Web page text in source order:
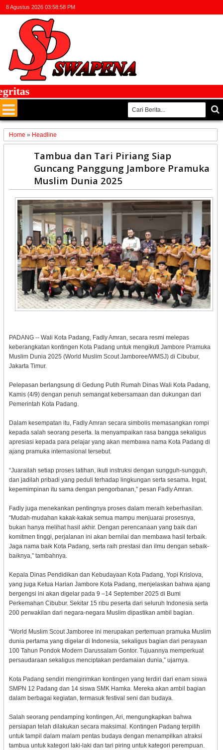
8 Agustus 2026 03:58:58 PM
Home » Headline
Tambua dan Tari Piriang Siap
Guncang Panggung Jambore Pramuka
Muslim Dunia 2025
PADANG -- Wali Kota Padang, Fadly Amran, secara resmi melepas
keberangkatan kontingen Kota Padang untuk mengikuti Jambore Pramuka
Muslim Dunia 2025 (World Muslim Scout Jamboree/WMSJ) di Cibubur,
Jakarta Timur.
Pelepasan berlangsung di Gedung Putih Rumah Dinas Wali Kota Padang,
Kamis (4/9) dengan penuh semangat kebersamaan dan dukungan dari
Pemerintah Kota Padang.
Dalam kesempatan itu, Fadly Amran secara simbolis memasangkan rompi
kepada salah seorang peserta. Ia menyampaikan rasa bangga sekaligus
apresiasi kepada para pelajar yang akan membawa nama Kota Padang di
ajang pramuka internasional tersebut.
“Juarailah setiap proses latihan, ikuti instruksi dengan sungguh-sungguh,
dan jadilah pribadi yang peduli terhadap lingkungan serta sesama. Ingat,
kepemimpinan itu sama dengan pengorbanan,” pesan Fadly Amran.
Fadly juga menekankan pentingnya proses dalam meraih keberhasilan.
“Mudah-mudahan kakak-kakak semua mampu menjuarai prosesnya,
bukan hanya melihat hasil akhir. Dengan perencanaan yang baik dan
komitmen tinggi, perjalanan ini akan bernilai dan membawa hasil terbaik.
Jaga nama baik Kota Padang, serta raih prestasi dan ilmu dengan sebaik-
baiknya,” tambahnya.
Kepala Dinas Pendidikan dan Kebudayaan Kota Padang, Yopi Krislova,
yang juga Ketua Harian Jambore Kota Padang, menjelaskan bahwa ajang
bergengsi ini akan digelar pada 9 –14 September 2025 di Bumi
Perkemahan Cibubur. Sekitar 15 ribu peserta dari seluruh Indonesia serta
200 perwakilan dari negara-negara Muslim dipastikan ambil bagian.
“World Muslim Scout Jamboree ini merupakan pertemuan pramuka Muslim
dunia pertama yang digelar di Indonesia, sekaligus bagian dari perayaan
100 Tahun Pondok Modern Darussalam Gontor. Tujuannya memperkuat
persaudaraan sekaligus menciptakan perdamaian dunia,” ujarnya.
Kota Padang sendiri mengirimkan kontingen yang terdiri dari enam siswa
SMPN 12 Padang dan 14 siswa SMK Hamka. Mereka akan ambil bagian
dalam berbagai kegiatan, termasuk festival seni dan budaya.
Salah seorang pendamping kontingen, Ari, mengungkapkan bahwa
persiapan telah dilakukan secara maksimal. Kontingen Padang terpilih
untuk tampil dalam malam pentas budaya dengan menampilkan atraksi
tambua untuk kategori laki-laki dan tari piring untuk kategori perempuan.